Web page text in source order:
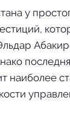
у
наиболее